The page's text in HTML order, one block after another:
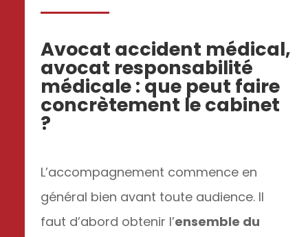
Avocat accident médical,
avocat responsabilité
médicale : que peut faire
concrètement le cabinet
?
L’accompagnement commence en
général bien avant toute audience. Il
faut d’abord obtenir l’ensemble du